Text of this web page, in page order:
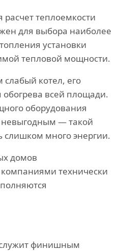
теплоемкости
для выбора наиболее
установки
тепловой мощности.
слабый котел, его
всей площади.
оборудования
невыгодным — такой
слишком много энергии.
домов
технически
финишным